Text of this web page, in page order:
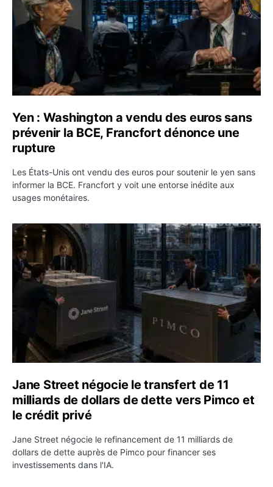
Yen : Washington a vendu des euros sans
prévenir la BCE, Francfort dénonce une
rupture
Les États-Unis ont vendu des euros pour soutenir le yen sans
informer la BCE. Francfort y voit une entorse inédite aux
usages monétaires.
Jane Street négocie le transfert de 11 milliards de
Jane Street négocie le transfert de 11
milliards de dollars de dette vers Pimco et
le crédit privé
Jane Street négocie le refinancement de 11 milliards de
dollars de dette auprès de Pimco pour financer ses
investissements dans l'IA.